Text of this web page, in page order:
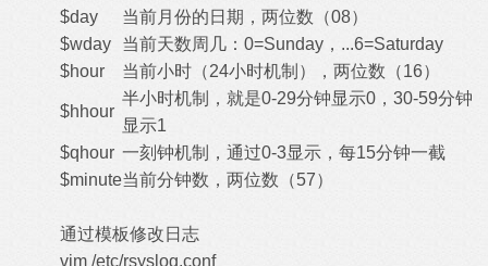
$day
当前月份的日期，两位数（08）
$wday
当前天数周几：0=Sunday，...6=Saturday
$hour
当前小时（24小时机制），两位数（16）
$hhour
半小时机制，就是0-29分钟显示0，30-59分钟
显示1
$qhour 一刻钟机制，通过0-3显示，每15分钟一截
$minute当前分钟数，两位数（57）
通过模板修改日志
vim /etc/rsyslog.conf